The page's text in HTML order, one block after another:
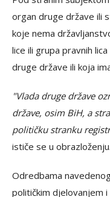
organ druge države ili
koje nema
lice ili grupa pravnih
druge države ili koja
"Vlada druge države
države, osim BiH, a
političku stranku
ističe se u obrazloženju.
Odredbama
političkim djelovanjem